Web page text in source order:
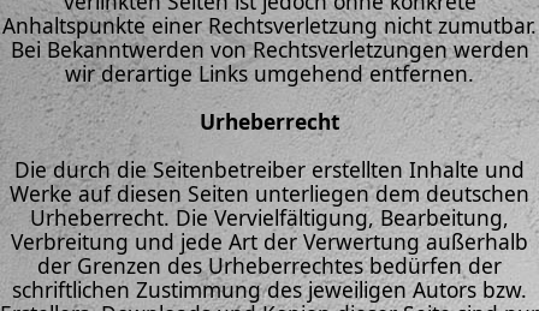
Anhaltspunkte einer Rechtsverletzung nicht zumutbar.
Bei Bekanntwerden von Rechtsverletzungen werden
wir derartige Links umgehend entfernen.
Urheberrecht
Die durch die Seitenbetreiber erstellten Inhalte und
Werke auf diesen Seiten unterliegen dem deutschen
Urheberrecht. Die Vervielfältigung, Bearbeitung,
Verbreitung und jede Art der Verwertung außerhalb
der Grenzen des Urheberrechtes bedürfen der
schriftlichen Zustimmung des jeweiligen Autors bzw.